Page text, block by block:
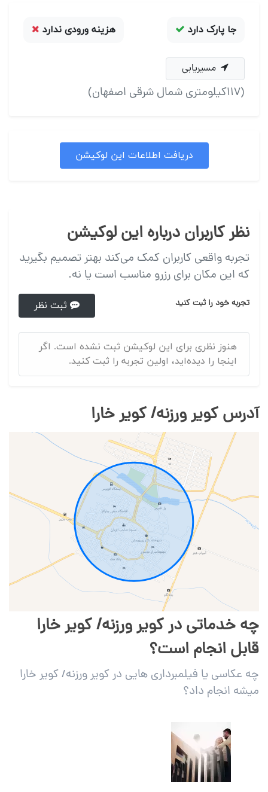
جا پارک دارد هزینه ورودی ندارد
مسیریابی
(۱۱۷کیلومتری شمال شرقی اصفهان)
دریافت اطلاعات این لوکیشن
نظر کاربران درباره این لوکیشن
تجربه واقعی کاربران کمک می‌کند بهتر تصمیم بگیرید
که این مکان برای رزرو مناسب است یا نه.
تجربه خود را ثبت کنید
هنوز نظری برای این لوکیشن ثبت نشده است. اگر
اینجا را دیده‌اید، اولین تجربه را ثبت کنید.
آدرس کویر ورزنه/ کویر خارا
چه خدماتی در کویر ورزنه/ کویر خارا
قابل انجام است؟
چه عکاسی یا فیلمبرداری هایی در کویر ورزنه/ کویر خارا
میشه انجام داد؟